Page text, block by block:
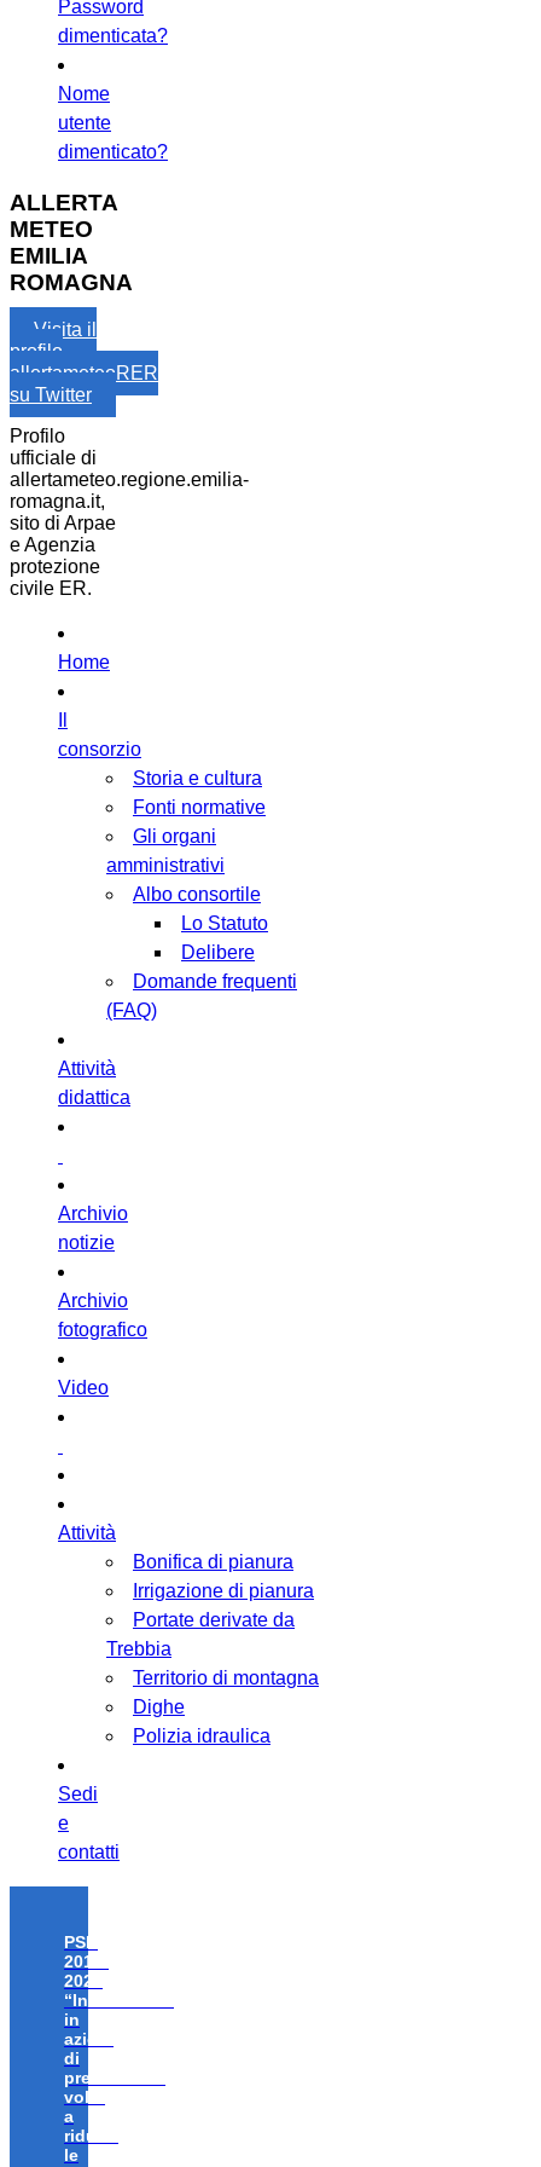
Password
dimenticata?
Nome
utente
dimenticato?
ALLERTA
METEO
EMILIA
ROMAGNA
Visita il
profilo
allertameteoRER
su Twitter
Profilo
ufficiale di
allertameteo.regione.emilia-
romagna.it,
sito di Arpae
e Agenzia
protezione
civile ER.
Home
consorzio
Storia e cultura
Fonti normative
Gli organi
amministrativi
Albo consortile
Lo Statuto
Delibere
Domande frequenti
(FAQ)
Attività
didattica
Archivio
notizie
Archivio
fotografico
Video
Attività
Bonifica di pianura
Irrigazione di pianura
Portate derivate da
Trebbia
Territorio di montagna
Dighe
Polizia idraulica
Sedi
e
contatti
PSR
2014-
2020
“Investimenti
in
azioni
di
prevenzione
volte
a
ridurre
le